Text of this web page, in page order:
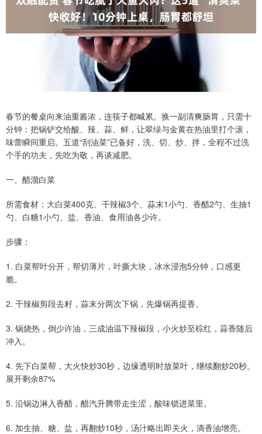
春节的餐桌向来油重酱浓，连筷子都喊累。换一副清爽肠胃，只需十
分钟：把锅铲交给酸、辣、蒜、鲜，让翠绿与金黄在热油里打个滚，
味蕾瞬间重启。五道“刮油菜”已备好，洗、切、炒、拌，全程不过洗
个手的功夫，先吃为敬，再谈减肥。
一、醋溜白菜
所需食材：大白菜400克、干辣椒3个、蒜末1小勺、香醋2勺、生抽1
勺、白糖1小勺、盐、香油、食用油各少许。
步骤：
1. 白菜帮叶分开，帮切薄片，叶撕大块，冰水浸泡5分钟，口感更
脆。
2. 干辣椒剪段去籽，蒜末分两次下锅，先爆锅再提香。
3. 锅烧热，倒少许油，三成油温下辣椒段，小火炒至棕红，蒜香随后
冲入。
4. 先下白菜帮，大火快炒30秒，边缘透明时放菜叶，继续翻炒20秒。
展开剩余87%
5. 沿锅边淋入香醋，醋汽升腾带走生涩，酸味锁进菜里。
6. 加生抽、糖、盐，再翻炒10秒，汤汁略出即关火，滴香油增亮。